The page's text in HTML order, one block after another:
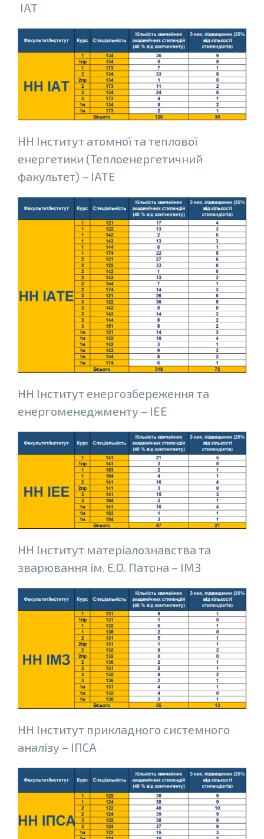
ІАТ
НН Інститут атомної та теплової
енергетики (Теплоенергетичний
факультет) – ІАТЕ
НН Інститут енергозбереження та
енергоменеджменту – ІЕЕ
НН Інститут матеріалознавства та
зварювання ім. Є.О. Патона – ІМЗ
НН Інститут прикладного системного
аналiзу – ІПСА